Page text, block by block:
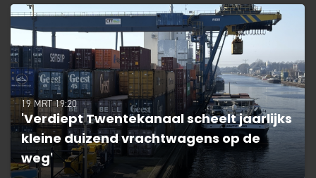
19 MRT 19:20
'Verdiept Twentekanaal scheelt jaarlijks
kleine duizend vrachtwagens op de
weg'